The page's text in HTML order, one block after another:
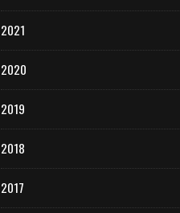
2021
2020
2019
2018
2017